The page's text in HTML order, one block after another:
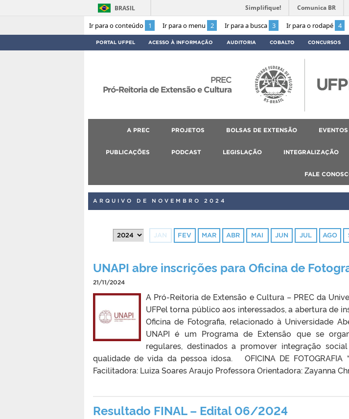
Ir para o conteúdo 1 Ir para o menu 2 Ir para a busca 3 Ir para o rodapé 4
BRASIL Simplifique! Comunica BR
PORTAL UFPEL ACESSO À INFORMAÇÃO AUDITORIA COBALTO CONCURSOS
PREC
Pró-Reitoria de Extensão e Cultura
A PREC PROJETOS BOLSAS DE EXTENSÃO EVENTOS
PUBLICAÇÕES PODCAST LEGISLAÇÃO INTEGRALIZAÇÃO
FALE
ARQUIVO DE NOVEMBRO 2024
JAN FEV MAR ABR MAI JUN JUL AGO
UNAPI abre inscrições para Oficina de
21/11/2024
A Pró-Reitoria de Extensão e Cultura – PREC da
UFPel torna público aos interessados, a abertura de
Oficina de Fotografia, relacionado à Universidade
UNAPI é um Programa de Extensão que se
regulares, destinados a promover integração
qualidade de vida da pessoa idosa. OFICINA DE FOTOGRAFIA
Facilitadora: Luiza Soares Araujo Professora Orientadora: Zayanna
Resultado FINAL – Edital 06/2024